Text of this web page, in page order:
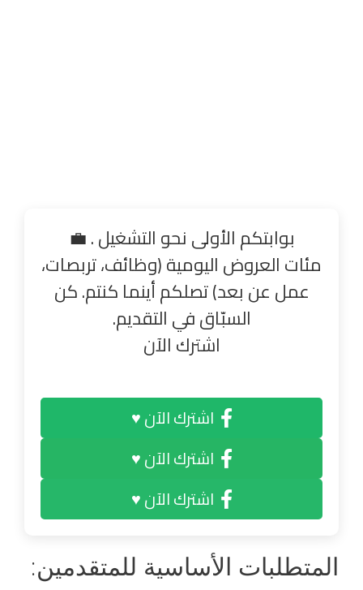
بوابتكم الأولى نحو التشغيل . 💼
مئات العروض اليومية (وظائف، تربصات،
عمل عن بعد) تصلكم أينما كنتم. كن
السبّاق في التقديم.
اشترك الآن
اشترك الآن ♥
اشترك الآن ♥
اشترك الآن ♥
المتطلبات الأساسية للمتقدمين: